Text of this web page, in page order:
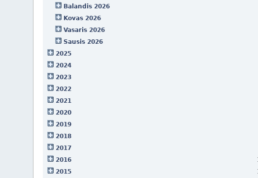
Balandis 2026
Kovas 2026
Vasaris 2026
Sausis 2026
2025
2024
2023
2022
2021
2020
2019
2018
2017
2016
2015